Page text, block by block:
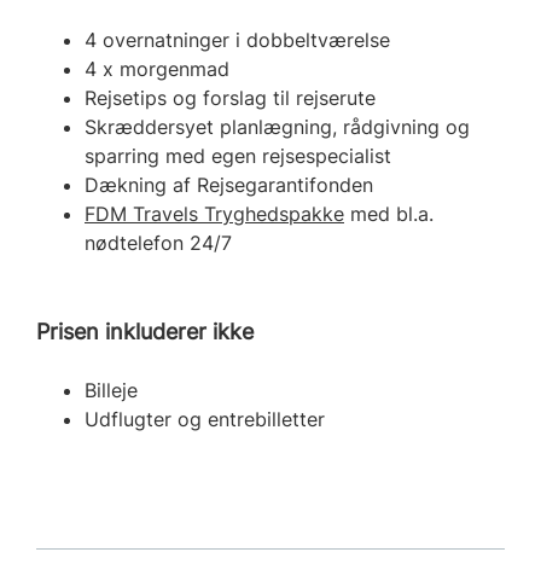
4 overnatninger i dobbeltværelse
4 x morgenmad
Rejsetips og forslag til rejserute
Skræddersyet planlægning, rådgivning og
sparring med egen rejsespecialist
Dækning af Rejsegarantifonden
FDM Travels Tryghedspakke med bl.a.
nødtelefon 24/7
Prisen inkluderer ikke
Billeje
Udflugter og entrebilletter